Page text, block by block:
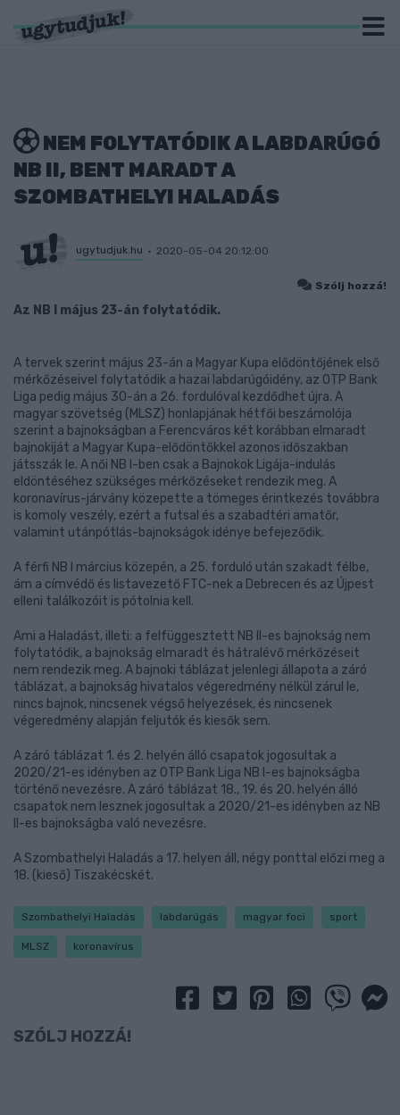
NEM FOLYTATÓDIK A LABDARÚGÓ
NB II, BENT MARADT A
SZOMBATHELYI HALADÁS
ugytudjuk.hu 2020-05-04 20:12:00
Szólj hozzá!
Az NB I május 23-án folytatódik.
A tervek szerint május 23-án a Magyar Kupa elődöntőjének első
mérkőzéseivel folytatódik a hazai labdarúgóidény, az OTP Bank
Liga pedig május 30-án a 26. fordulóval kezdődhet újra. A
magyar szövetség (MLSZ) honlapjának hétfői beszámolója
szerint a bajnokságban a Ferencváros két korábban elmaradt
bajnokiját a Magyar Kupa-elődöntőkkel azonos időszakban
játsszák le. A női NB I-ben csak a Bajnokok Ligája-indulás
eldöntéséhez szükséges mérkőzéseket rendezik meg. A
koronavírus-járvány közepette a tömeges érintkezés továbbra
is komoly veszély, ezért a futsal és a szabadtéri amatőr,
valamint utánpótlás-bajnokságok idénye befejeződik.
A férfi NB I március közepén, a 25. forduló után szakadt félbe,
ám a címvédő és listavezető FTC-nek a Debrecen és az Újpest
elleni találkozóit is pótolnia kell.
Ami a Haladást, illeti: a felfüggesztett NB II-es bajnokság nem
folytatódik, a bajnokság elmaradt és hátralévő mérkőzéseit
nem rendezik meg. A bajnoki táblázat jelenlegi állapota a záró
táblázat, a bajnokság hivatalos végeredmény nélkül zárul le,
nincs bajnok, nincsenek végső helyezések, és nincsenek
végeredmény alapján feljutók és kiesők sem.
A záró táblázat 1. és 2. helyén álló csapatok jogosultak a
2020/21-es idényben az OTP Bank Liga NB I-es bajnokságba
történő nevezésre. A záró táblázat 18., 19. és 20. helyén álló
csapatok nem lesznek jogosultak a 2020/21-es idényben az NB
II-es bajnokságba való nevezésre.
A Szombathelyi Haladás a 17. helyen áll, négy ponttal előzi meg a
18. (kieső) Tiszakécskét.
Szombathelyi Haladás labdarúgás magyar foci sport
MLSZ koronavírus
SZÓLJ HOZZÁ!